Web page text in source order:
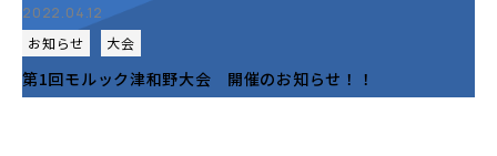
2022.04.12
お知らせ
大会
第1回モルック津和野大会 開催のお知らせ！！